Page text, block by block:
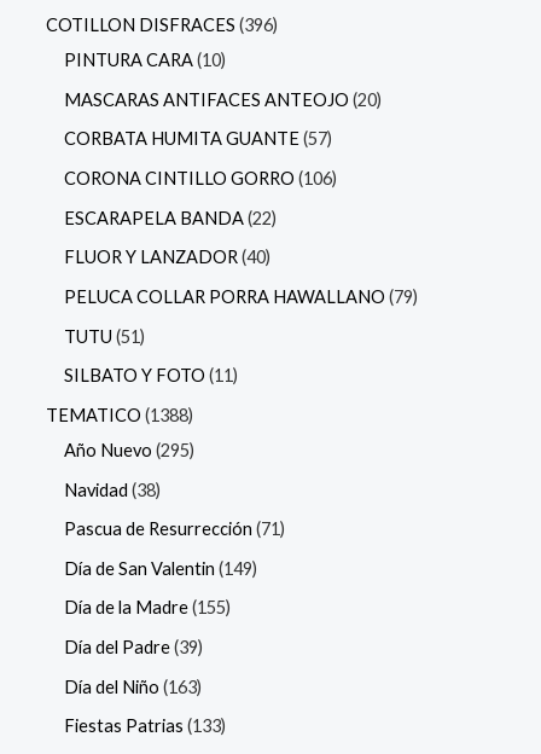
COTILLON DISFRACES 396
PINTURA CARA 10
MASCARAS ANTIFACES ANTEOJO 20
CORBATA HUMITA GUANTE 57
CORONA CINTILLO GORRO 106
ESCARAPELA BANDA 22
FLUOR Y LANZADOR 40
PELUCA COLLAR PORRA HAWALLANO 79
TUTU 51
SILBATO Y FOTO 11
TEMATICO 1388
Año Nuevo 295
Navidad 38
Pascua de Resurrección 71
Día de San Valentin 149
Día de la Madre 155
Día del Padre 39
Día del Niño 163
Fiestas Patrias 133